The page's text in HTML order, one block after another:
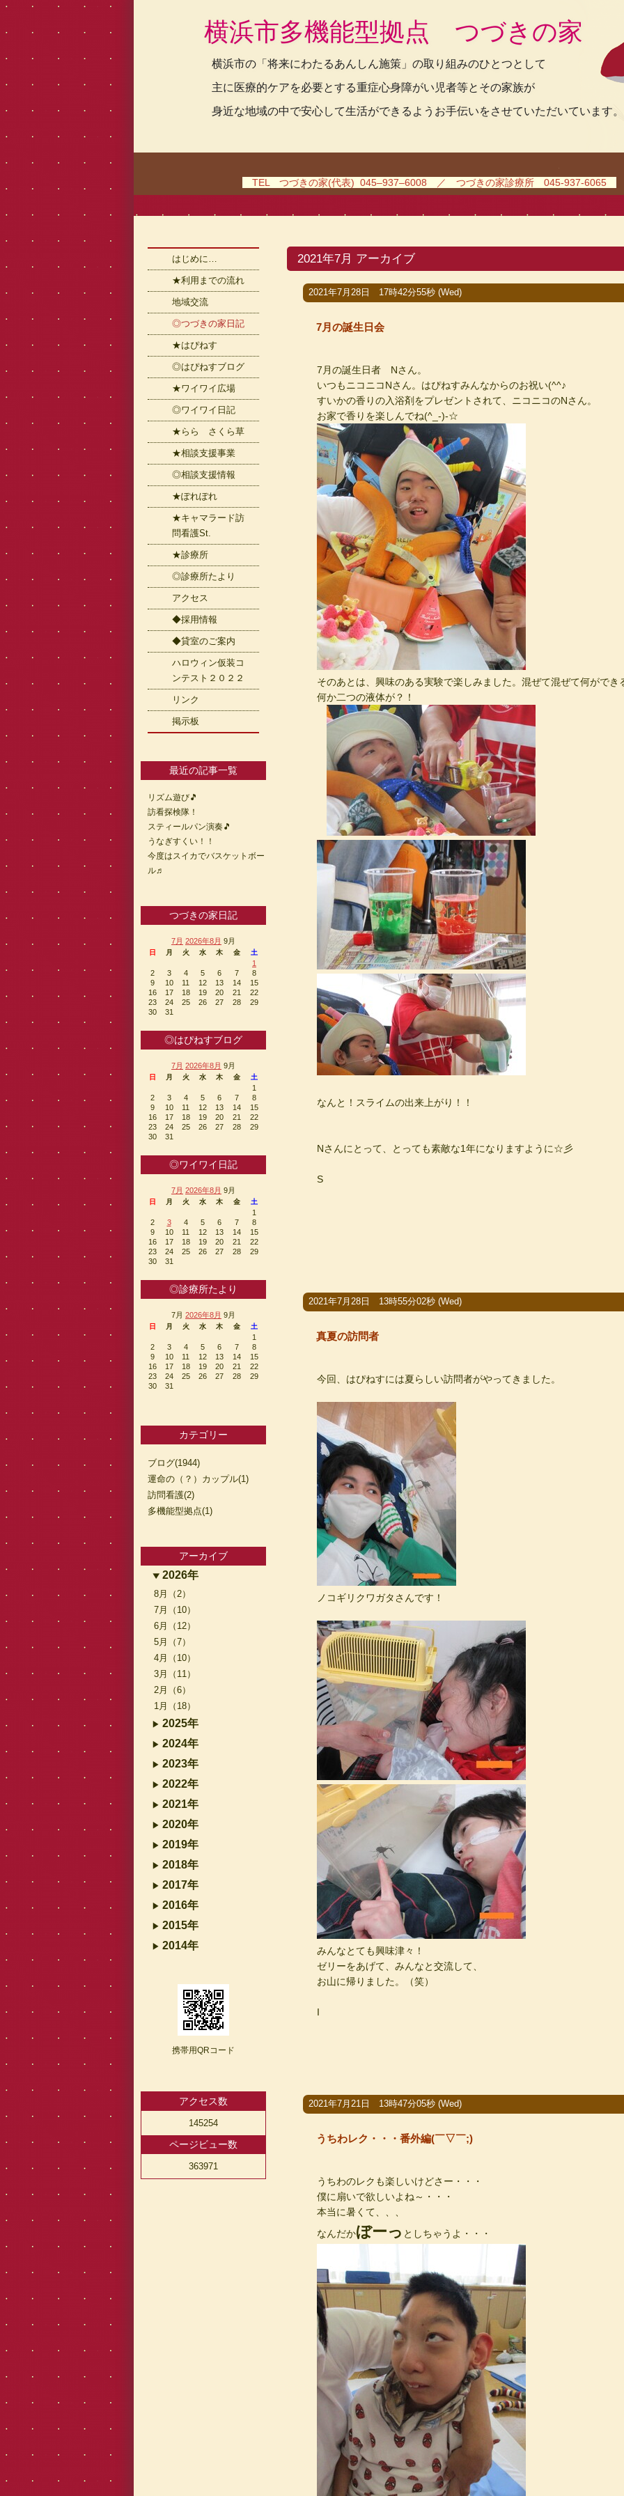
横浜市多機能型拠点 つづきの家
横浜市の「将来にわたるあんしん施策」の取り組みのひとつとして
主に医療的ケアを必要とする重症心身障がい児者等とその家族が
身近な地域の中で安心して生活ができるようお手伝いをさせていただいています。
TEL つづきの家(代表) 045–937–6008 ／ つづきの家診療所 045-937-6065
2021年7月 アーカイブ
2021年7月28日 17時42分55秒 (Wed)
7月の誕生日会
7月の誕生日者 Nさん。
いつもニコニコNさん。はぴねすみんなからのお祝い(^^♪
すいかの香りの入浴剤をプレゼントされて、ニコニコのNさん。
お家で香りを楽しんでね(^_-)-☆
そのあとは、興味のある実験で楽しみました。混ぜて混ぜて何ができ
何か二つの液体が？！
なんと！スライムの出来上がり！！
Nさんにとって、とっても素敵な1年になりますように☆彡
S
2021年7月28日 13時55分02秒 (Wed)
真夏の訪問者
今回、はぴねすには夏らしい訪問者がやってきました。
ノコギリクワガタさんです！
みんなとても興味津々！
ゼリーをあげて、みんなと交流して、
お山に帰りました。（笑）
I
2021年7月21日 13時47分05秒 (Wed)
うちわレク・・・番外編(￣▽￣;)
うちわのレクも楽しいけどさー・・・
僕に扇いで欲しいよね～・・・
本当に暑くて、、、
なんだかぼーっ としちゃうよ・・・
はじめに…
★利用までの流れ
地域交流
◎つづきの家日記
★はぴねす
◎はぴねすブログ
★ワイワイ広場
◎ワイワイ日記
★らら さくら草
★相談支援事業
◎相談支援情報
★ぽれぽれ
★キャマラード訪
問看護St.
★診療所
◎診療所たより
アクセス
◆採用情報
◆貸室のご案内
ハロウィン仮装コ
ンテスト２０２２
リンク
掲示板
最近の記事一覧
リズム遊び🎵
訪看探検隊！
スティールパン演奏🎵
うなぎすくい！！
今度はスイカでバスケットボー
ル♬
つづきの家日記
7月 2026年8月 9月
日 月 火 水 木 金 土
1
2
3 4 5 6 7
8
9
10 11 12 13 14
15
16
17 18 19 20 21
22
23
24 25 26 27 28
29
30
31
◎はぴねすブログ
7月 2026年8月 9月
日 月 火 水 木 金 土
1
2
3 4 5 6 7
8
9
10 11 12 13 14
15
16
17 18 19 20 21
22
23
24 25 26 27 28
29
30
31
◎ワイワイ日記
7月 2026年8月 9月
日 月 火 水 木 金 土
1
2
3 4 5 6 7
8
9
10 11 12 13 14
15
16
17 18 19 20 21
22
23
24 25 26 27 28
29
30
31
◎診療所たより
7月 2026年8月 9月
日 月 火 水 木 金 土
1
2
3 4 5 6 7
8
9
10 11 12 13 14
15
16
17 18 19 20 21
22
23
24 25 26 27 28
29
30
31
カテゴリー
ブログ(1944)
運命の（？）カップル(1)
訪問看護(2)
多機能型拠点(1)
アーカイブ
2026年
8月（2）
7月（10）
6月（12）
5月（7）
4月（10）
3月（11）
2月（6）
1月（18）
2025年
2024年
2023年
2022年
2021年
2020年
2019年
2018年
2017年
2016年
2015年
2014年
携帯用QRコード
アクセス数
145254
ページビュー数
363971